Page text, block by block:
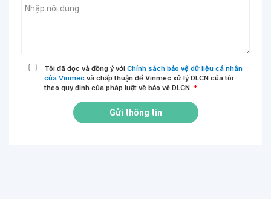
Tôi đã đọc và đồng ý với Chính sách bảo vệ dữ liệu cá nhân
của Vinmec và chấp thuận để Vinmec xử lý DLCN của tôi
theo quy định của pháp luật về bảo vệ DLCN. *
Gửi thông tin